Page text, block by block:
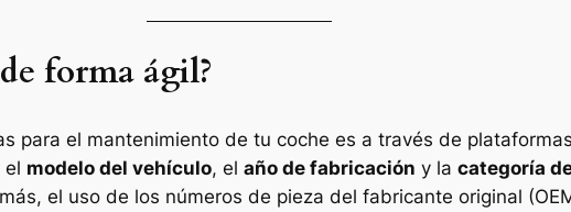
forma ágil?
para el mantenimiento de tu coche es a través de
el modelo del vehículo, el año de fabricación y la categoría
el uso de los números de pieza del fabricante original